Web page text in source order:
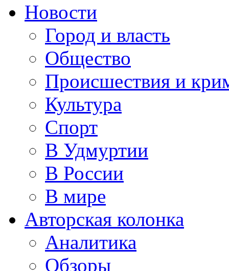
Новости
Город и власть
Общество
Происшествия и
Культура
Спорт
В Удмуртии
В России
В мире
Авторская колонка
Аналитика
Обзоры